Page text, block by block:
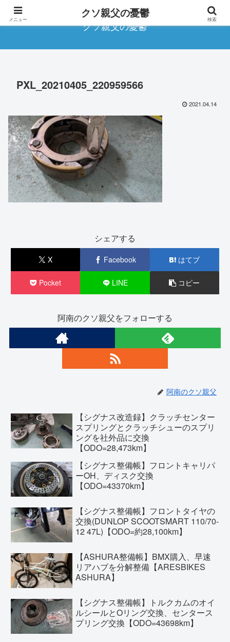
クソ親父の憂鬱
PXL_20210405_220959566
2021.04.14
シェアする
X Facebook はてブ
Pocket LINE コピー
阿南のクソ親父をフォローする
阿南のクソ親父
【シグナス改造録】クラッチセンター
スプリングとクラッチシューのスプリ
ングを社外品に交換
【ODO=28,473km】
【シグナス整備帳】フロントキャリパ
ーOH、ディスク交換
【ODO=43370km】
【シグナス整備帳】フロントタイヤの
交換(DUNLOP SCOOTSMART 110/70-
12 47L)【ODO=約28,100km】
【ASHURA整備帳】BMX購入、早速
リアハブを分解整備【ARESBIKES
ASHURA】
【シグナス整備帳】トルクカムのオイ
ルシールとOリング交換、センタース
プリング交換【ODO=43698km】
メニュー クソ親父の憂鬱 検索